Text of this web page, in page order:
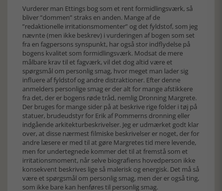
Vurderer man Ettings bog som et rent formidlingsværk, så
bliver ”dommen” straks en anden. Mange af de
”redaktionelle irritationsmomenter” og det fyldstof, som jeg
nævnte (men ikke beskrev) i vurderingen af bogen som set
fra en fagpersons synspunkt, har også stor indflydelse på
bogens kvalitet som formidlingsværk. Modsat de mere
målbare krav til et fagværk, vil det dog altid være et
spørgsmål om personlig smag, hvor meget man lader sig
influere af fyldstof og andre distraktioner. Efter denne
anmelders personlige smag er der alt for mange afstikkere
fra det, der er bogens røde tråd, nemlig Dronning Margrete.
Der bruges for mange sider på at beskrive rige folder i tøj på
statuer, brudeudstyr for Erik af Pommerns dronning eller
indgående arkitekturbeskrivelser. Jeg er udmærket godt klar
over, at disse nærmest filmiske beskrivelser er noget, der for
andre læsere er med til at gøre Margretes tid mere levende,
men for undertegnede kommer det til at fremstå som et
irritationsmoment, når selve biografiens hovedperson ikke
konsekvent beskrives lige så malerisk og energisk. Det må så
være et spørgsmål om personlig smag, men der er også ting,
som ikke bare kan henføres til personlig smag.